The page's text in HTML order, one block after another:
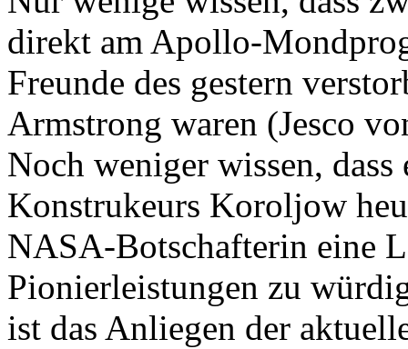
direkt am Apollo-
Freunde des gestern
Armstrong waren (Jesco
Noch weniger wissen,
Konstrukeurs Koroljow
NASA-Botschafterin eine
Pionierleistungen zu
ist das Anliegen der